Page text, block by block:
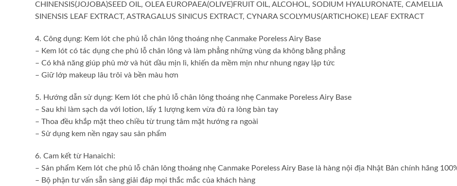
CHINENSIS(JOJOBA)SEED OIL, OLEA EUROPAEA(OLIVE)FRUIT OIL, ALCOHOL, SODIUM HYALURONATE, CAMELLIA
SINENSIS LEAF EXTRACT, ASTRAGALUS SINICUS EXTRACT, CYNARA SCOLYMUS(ARTICHOKE) LEAF EXTRACT
4. Công dụng: Kem lót che phủ lỗ chân lông thoáng nhẹ Canmake Poreless Airy Base
– Kem lót có tác dụng che phủ lỗ chân lông và làm phẳng những vùng da không bằng phẳng
– Có khả năng giúp phủ mờ và hút dầu mịn lì, khiến da mềm mịn như nhung ngay lập tức
– Giữ lớp makeup lâu trôi và bền màu hơn
5. Hướng dẫn sử dụng: Kem lót che phủ lỗ chân lông thoáng nhẹ Canmake Poreless Airy Base
– Sau khi làm sạch da với lotion, lấy 1 lượng kem vừa đủ ra lòng bàn tay
– Thoa đều khắp mặt theo chiều từ trung tâm mặt hướng ra ngoài
– Sử dụng kem nền ngay sau sản phẩm
6. Cam kết từ Hanaichi:
– Sản phẩm Kem lót che phủ lỗ chân lông thoáng nhẹ Canmake Poreless Airy Base là hàng nội địa Nhật Bản chính hãng
– Bộ phận tư vấn sẵn sàng giải đáp mọi thắc mắc của khách hàng